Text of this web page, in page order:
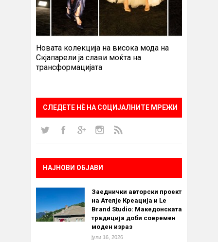
Новата колекција на висока мода на
Скјапарели ја слави моќта на
трансформацијата
СЛЕДЕТЕ НÈ НА СОЦИЈАЛНИТЕ МРЕЖИ
НАЈНОВИ ОБЈАВИ
Заеднички авторски проект
на Ателје Креација и Le
Brand Studio: Македонската
традиција доби современ
моден израз
јули 16, 2026